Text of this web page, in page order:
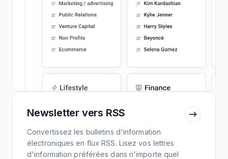
Newsletter vers RSS
Convertissez les bulletins d'information
électroniques en flux RSS. Lisez vos lettres
d'information préférées dans n'importe quel